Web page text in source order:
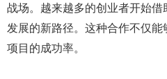
战场。越来越多的创业者开始
发展的新路径。这种合作不仅
项目的成功率。